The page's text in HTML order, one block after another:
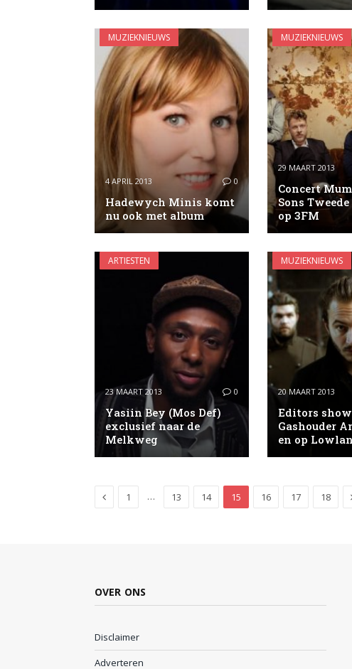
MUZIEKNIEUWS
4 APRIL 2013 0
Hadewych Minis komt
nu ook met album
MUZIEKNIEUWS
29 MAART 2013
Concert
Sons
op 3FM
ARTIESTEN
23 MAART 2013 0
Yasiin Bey (Mos Def)
exclusief naar de
Melkweg
MUZIEKNIEUWS
20 MAART 2013
Editors
Gashouder
en op
Previous
1 … 13 14 15 16 17 18
OVER ONS
Disclaimer
Adverteren